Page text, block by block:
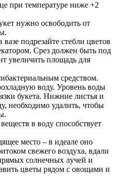
при температуре ниже +2
нужно освободить от
подрезайте стебли цветов
Срез должен быть под
увеличить площадь для
средством.
воду. Уровень воды
букета. Нижние листья и
необходимо удалить, чтобы
в воду способствует
место – в идеале оно
свежего воздуха, вдали
солнечных лучей и
цветы рядом с овощами и